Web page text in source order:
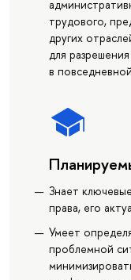
трудового,
других
для
в
Знает
права, его
Умеет
проблемной